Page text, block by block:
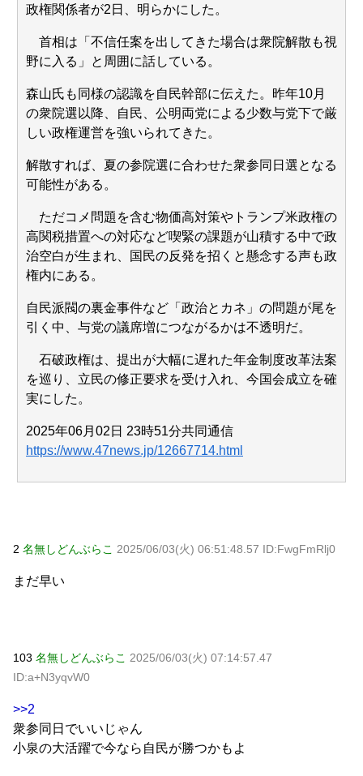
Powered by livedoor 相互RSS
政権関係者が2日、明らかにした。
首相は「不信任案を出してきた場合は衆院解散も視
野に入る」と周囲に話している。
森山氏も同様の認識を自民幹部に伝えた。昨年10月
の衆院選以降、自民、公明両党による少数与党下で厳
しい政権運営を強いられてきた。
解散すれば、夏の参院選に合わせた衆参同日選となる
可能性がある。
ただコメ問題を含む物価高対策やトランプ米政権の
高関税措置への対応など喫緊の課題が山積する中で政
治空白が生まれ、国民の反発を招くと懸念する声も政
権内にある。
自民派閥の裏金事件など「政治とカネ」の問題が尾を
引く中、与党の議席増につながるかは不透明だ。
石破政権は、提出が大幅に遅れた年金制度改革法案
を巡り、立民の修正要求を受け入れ、今国会成立を確
実にした。
2025年06月02日 23時51分共同通信
https://www.47news.jp/12667714.html
2 名無しどんぶらこ 2025/06/03(火) 06:51:48.57 ID:FwgFmRlj0
まだ早い
103 名無しどんぶらこ 2025/06/03(火) 07:14:57.47
ID:a+N3yqvW0
>>2
衆参同日でいいじゃん
小泉の大活躍で今なら自民が勝つかもよ